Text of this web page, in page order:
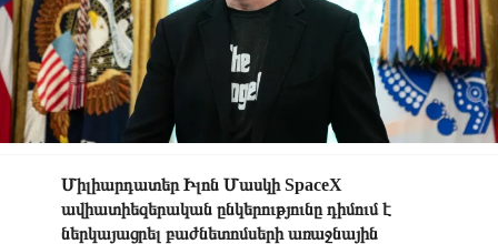
Միլիարդատեր Իլոն Մասկի SpaceX
ավիատիեզերական ընկերությունը դիմում է
ներկայացրել բաժնետոմսերի առաջնային